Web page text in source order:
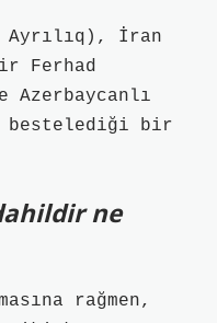
Ayrılıq), İran
Ferhad
Azerbaycanlı
bestelediği bir
ne
rağmen,